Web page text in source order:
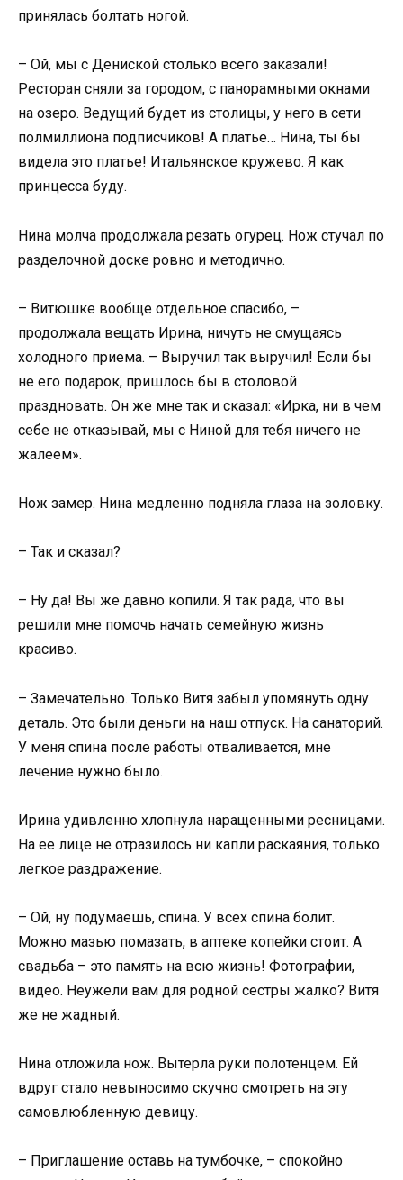
принялась болтать ногой.
– Ой, мы с Дениской столько всего заказали!
Ресторан сняли за городом, с панорамными окнами
на озеро. Ведущий будет из столицы, у него в сети
полмиллиона подписчиков! А платье… Нина, ты бы
видела это платье! Итальянское кружево. Я как
принцесса буду.
Нина молча продолжала резать огурец. Нож стучал по
разделочной доске ровно и методично.
– Витюшке вообще отдельное спасибо, –
продолжала вещать Ирина, ничуть не смущаясь
холодного приема. – Выручил так выручил! Если бы
не его подарок, пришлось бы в столовой
праздновать. Он же мне так и сказал: «Ирка, ни в чем
себе не отказывай, мы с Ниной для тебя ничего не
жалеем».
Нож замер. Нина медленно подняла глаза на золовку.
– Так и сказал?
– Ну да! Вы же давно копили. Я так рада, что вы
решили мне помочь начать семейную жизнь
красиво.
– Замечательно. Только Витя забыл упомянуть одну
деталь. Это были деньги на наш отпуск. На санаторий.
У меня спина после работы отваливается, мне
лечение нужно было.
Ирина удивленно хлопнула наращенными ресницами.
На ее лице не отразилось ни капли раскаяния, только
легкое раздражение.
– Ой, ну подумаешь, спина. У всех спина болит.
Можно мазью помазать, в аптеке копейки стоит. А
свадьба – это память на всю жизнь! Фотографии,
видео. Неужели вам для родной сестры жалко? Витя
же не жадный.
Нина отложила нож. Вытерла руки полотенцем. Ей
вдруг стало невыносимо скучно смотреть на эту
самовлюбленную девицу.
– Приглашение оставь на тумбочке, – спокойно